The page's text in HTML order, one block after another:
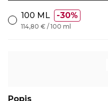
100 ML 30%
114,80 € / 100 ml
Popis